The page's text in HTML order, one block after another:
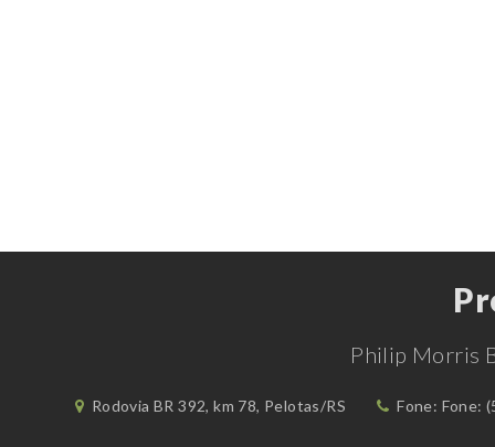
Philip Morris
Rodovia BR 392, km 78, Pelotas/RS Fone: Fone: